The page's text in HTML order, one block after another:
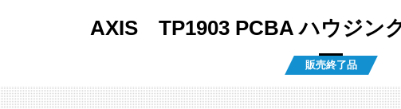
AXIS TP1903 PCBA ハウジング
販売終了品